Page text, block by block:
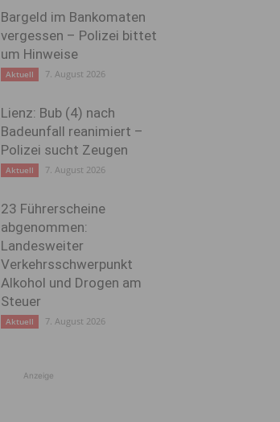
Bargeld im Bankomaten
vergessen – Polizei bittet
um Hinweise
Aktuell 7. August 2026
Lienz: Bub (4) nach
Badeunfall reanimiert –
Polizei sucht Zeugen
Aktuell 7. August 2026
23 Führerscheine
abgenommen:
Landesweiter
Verkehrsschwerpunkt
Alkohol und Drogen am
Steuer
Aktuell 7. August 2026
Anzeige